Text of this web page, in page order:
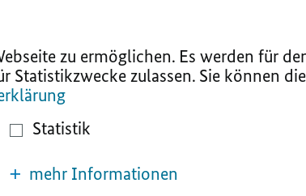
zu ermöglichen. Es werden für
Statistikzwecke zulassen. Sie können die
Statistik
mehr Informationen